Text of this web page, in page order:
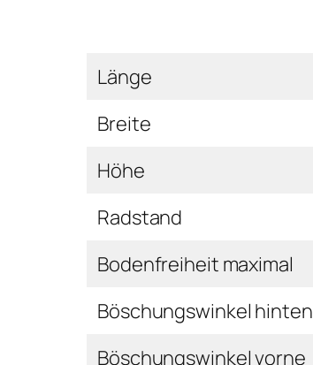
Länge
Breite
Höhe
Radstand
Bodenfreiheit maximal
Böschungswinkel hinten
Böschungswinkel vorne